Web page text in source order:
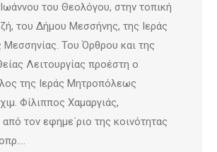
του Θεολόγου, στην τοπική
του Δήμου Μεσσήνης, της Ιεράς
Του Όρθρου και της
Λειτουργίας προέστη ο
της Ιεράς Μητροπόλεως
Φίλιππος Χαμαργιάς,
τον εφημε΄ριο της κοινότητας